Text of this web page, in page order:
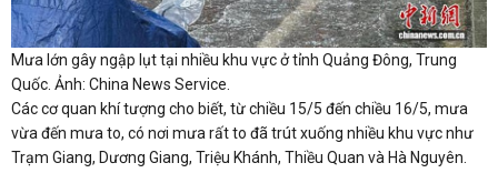
Mưa lớn gây ngập lụt tại nhiều khu vực ở tỉnh Quảng Đông, Trung
Quốc. Ảnh: China News Service.
Các cơ quan khí tượng cho biết, từ chiều 15/5 đến chiều 16/5, mưa
vừa đến mưa to, có nơi mưa rất to đã trút xuống nhiều khu vực như
Trạm Giang, Dương Giang, Triệu Khánh, Thiều Quan và Hà Nguyên.